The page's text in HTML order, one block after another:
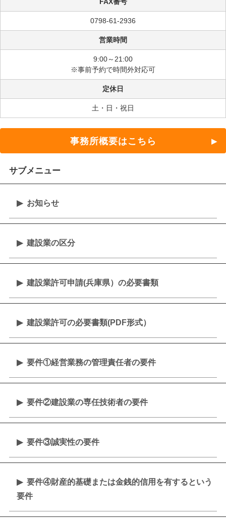
0798-61-2936
営業時間
9:00～21:00
※事前予約で時間外対応可
定休日
土・日・祝日
事務所概要はこちら
サブメニュー
お知らせ
建設業の区分
建設業許可申請(兵庫県）の必要書類
建設業許可の必要書類(PDF形式）
要件①経営業務の管理責任者の要件
要件②建設業の専任技術者の要件
要件③誠実性の要件
要件④財産的基礎または金銭的信用を有するという
要件